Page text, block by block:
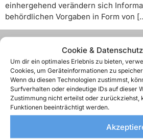
Cookie &
Um dir ein optimales Erlebnis zu bieten,
Cookies, um Geräteinformationen zu
Wenn du diesen Technologien zustimmst,
Surfverhalten oder eindeutige IDs auf dieser
Zustimmung nicht erteilst oder zurückziehst,
Funktionen beeinträchtigt werden.
einhergehend verändern sich
behördlichen Vorgaben in Form von
ZENTRALE HAMBURG